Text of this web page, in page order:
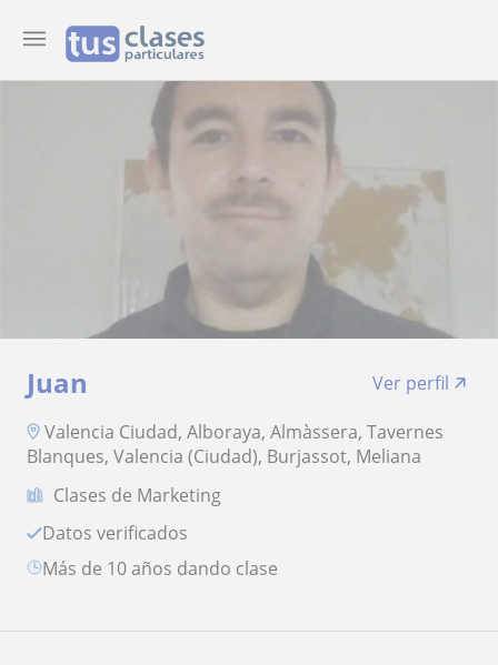
Juan
Ver perfil
Valencia Ciudad, Alboraya, Almàssera, Tavernes
Blanques, Valencia (Ciudad), Burjassot, Meliana
Clases de Marketing
Datos verificados
más de 10 años dando clase